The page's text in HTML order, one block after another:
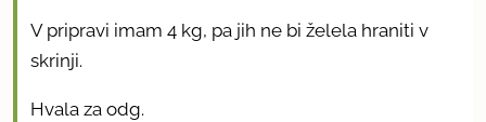
V pripravi imam 4 kg, pa jih ne bi želela hraniti v
skrinji.
Hvala za odg.